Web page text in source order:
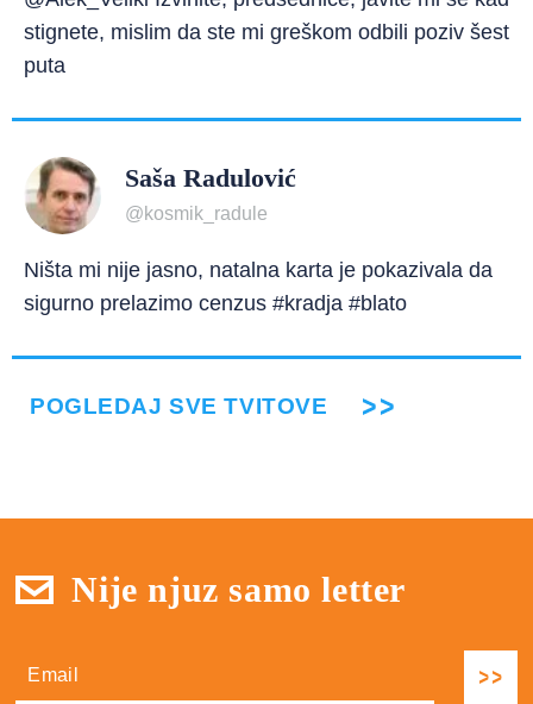
stignete, mislim da ste mi greškom odbili poziv šest
puta
Saša Radulović
@kosmik_radule
Ništa mi nije jasno, natalna karta je pokazivala da
sigurno prelazimo cenzus #kradja #blato
POGLEDAJ SVE TVITOVE
Nije njuz samo letter